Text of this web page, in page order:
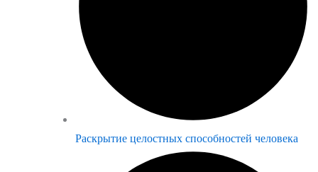
Раскрытие целостных способностей человека